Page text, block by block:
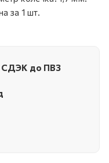
за 1 шт.
СДЭК до ПВЗ